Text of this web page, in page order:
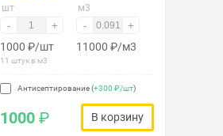
шт
- +
1000 ₽/шт
11 штук в м3
м3
- +
11000 ₽/м3
Антисептирование (+300 ₽/шт)
1000₽ В корзину